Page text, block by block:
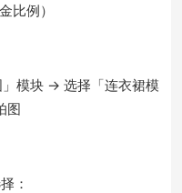
比例）
模块 → 选择「连衣裙模
图
：